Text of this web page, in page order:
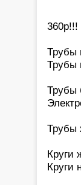
Трубы
Трубы
Трубы
Трубы
Круги
Круги